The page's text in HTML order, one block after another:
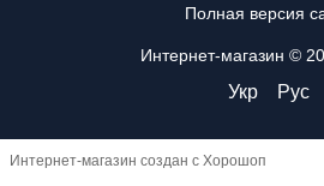
Полная версия
Интернет-магазин ©
Укр Рус
Интернет-магазин создан с Хорошоп